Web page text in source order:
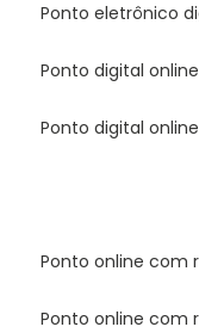
ponto eletrônico
ponto digital
ponto digital
ponto online
ponto online